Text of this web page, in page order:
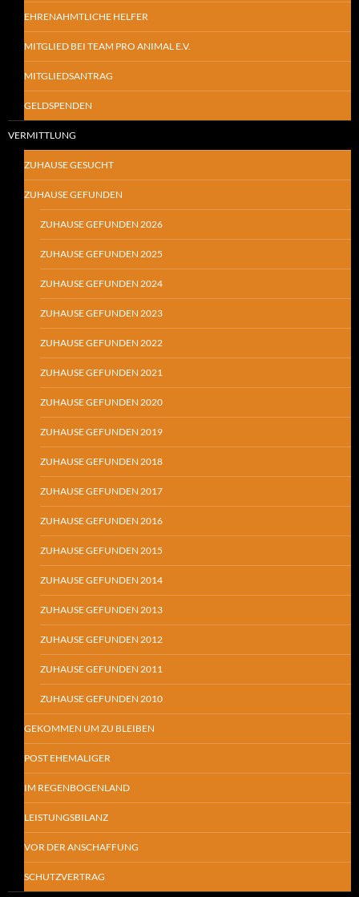
EHRENAHMTLICHE HELFER
MITGLIED BEI TEAM PRO ANIMAL E.V.
MITGLIEDSANTRAG
GELDSPENDEN
VERMITTLUNG
ZUHAUSE GESUCHT
ZUHAUSE GEFUNDEN
ZUHAUSE GEFUNDEN 2026
ZUHAUSE GEFUNDEN 2025
ZUHAUSE GEFUNDEN 2024
ZUHAUSE GEFUNDEN 2023
ZUHAUSE GEFUNDEN 2022
ZUHAUSE GEFUNDEN 2021
ZUHAUSE GEFUNDEN 2020
ZUHAUSE GEFUNDEN 2019
ZUHAUSE GEFUNDEN 2018
ZUHAUSE GEFUNDEN 2017
ZUHAUSE GEFUNDEN 2016
ZUHAUSE GEFUNDEN 2015
ZUHAUSE GEFUNDEN 2014
ZUHAUSE GEFUNDEN 2013
ZUHAUSE GEFUNDEN 2012
ZUHAUSE GEFUNDEN 2011
ZUHAUSE GEFUNDEN 2010
GEKOMMEN UM ZU BLEIBEN
POST EHEMALIGER
IM REGENBOGENLAND
LEISTUNGSBILANZ
VOR DER ANSCHAFFUNG
SCHUTZVERTRAG